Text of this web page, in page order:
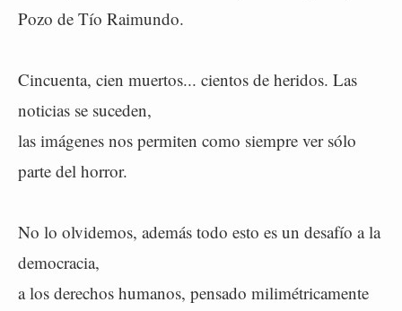
Pozo de Tío Raimundo.
Cincuenta, cien muertos... cientos de heridos. Las
noticias se suceden,
las imágenes nos permiten como siempre ver sólo
parte del horror.
No lo olvidemos, además todo esto es un desafío a la
democracia,
a los derechos humanos, pensado milimétricamente